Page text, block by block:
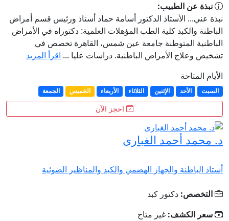
نبذة عن الطبيب:
نبذة عني... الأستاذ الدكتور أسامة حماد أستاذ ورئيس قسم أمراض
الباطنة والكبد كلية الطب المؤهلات العلمية: دكتوراه في الأمراض
الباطنية المتوطنة جامعة عين شمس، القاهرة تخصص في
تشخيص وعلاج الأمراض الباطنية. دراسات عليا ... اقرأ المزيد
الأيام المتاحة
السبت الأحد الإثنين الثلاثاء الأربعاء الخميس الجمعة
احجز الآن
د. محمد أحمد الغبارى
أستاذ الباطنة والجهاز الهضمي والكبد والمناظير الضوئية
التخصص: دكتور كبد
سعر الكشف: غير متاح